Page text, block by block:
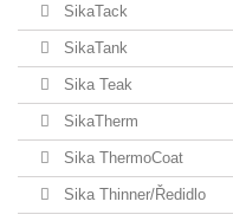
SikaTack
SikaTank
Sika Teak
SikaTherm
Sika ThermoCoat
Sika Thinner/Ředidlo